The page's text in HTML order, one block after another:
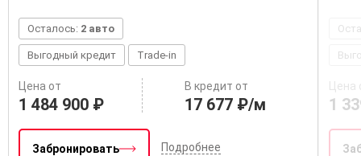
Осталось: 2 авто
Выгодный кредит Trade-in
Цена от
1 484 900 ₽
В кредит от
17 677 ₽/м
Забронировать Подробнее
Цена
1